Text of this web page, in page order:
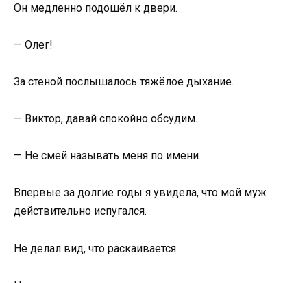
Он медленно подошёл к двери.
— Олег!
За стеной послышалось тяжёлое дыхание.
— Виктор, давай спокойно обсудим…
— Не смей называть меня по имени.
Впервые за долгие годы я увидела, что мой муж
действительно испугался.
Не делал вид, что раскаивается.